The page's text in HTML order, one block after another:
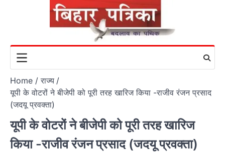
Home
राज्य
यूपी के वोटरों ने बीजेपी को पूरी तरह खारिज किया -राजीव रंजन प्रसाद
(जदयू प्रवक्ता)
यूपी के वोटरों ने बीजेपी को पूरी तरह खारिज
किया -राजीव रंजन प्रसाद (जदयू प्रवक्ता)